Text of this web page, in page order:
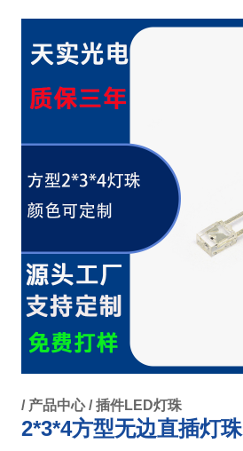
/ 产品中心/插件LED灯珠
2*3*4方型无边直插灯珠